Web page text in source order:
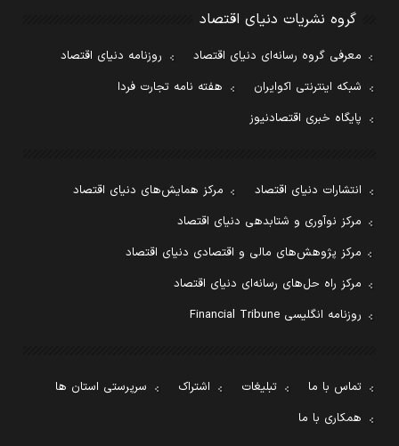
گروه نشریات دنیای اقتصاد
معرفی گروه رسانه‌ای دنیای اقتصاد
روزنامه دنیای اقتصاد
شبکه اینترنتی اکوایران
هفته نامه تجارت فردا
پایگاه خبری اقتصادنیوز
انتشارات دنیای اقتصاد
مرکز همایش‌های دنیای اقتصاد
مرکز نوآوری و شتابدهی دنیای اقتصاد
مرکز پژوهش‌های مالی و اقتصادی دنیای اقتصاد
مرکز راه حل‌های رسانه‌ای دنیای اقتصاد
روزنامه انگلیسی Financial Tribune
تماس با ما تبلیغات اشتراک
سرپرستی استان ها
همکاری با ما